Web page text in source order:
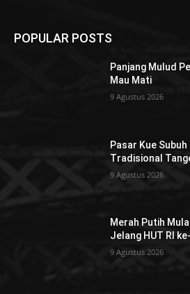
POPULAR POSTS
Panjang Mulud
Mau Mati
9 Agustus 2026
Pasar Kue
Tradisional
9 Agustus 2026
Merah Putih
Jelang HUT RI
9 Agustus 2026